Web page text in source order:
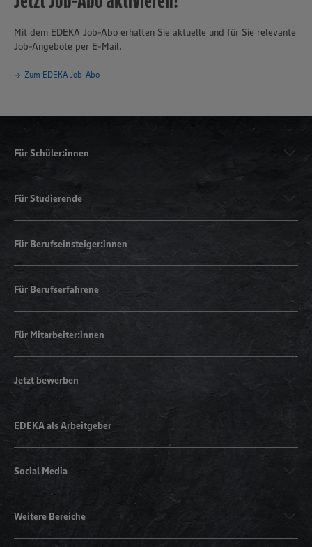
Mit dem EDEKA Job-Abo erhalten Sie aktuelle und für Sie relevante
Job-Angebote per E-Mail.
Zum EDEKA Job-Abo
Für Schüler:innen
Für Studierende
Für Berufseinsteiger:innen
Für Berufserfahrene
Für Mitarbeiter:innen
Jetzt bewerben
EDEKA als Arbeitgeber
Social Media
Weitere Bereiche